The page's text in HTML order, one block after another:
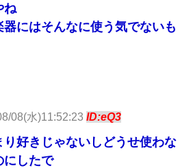
ね
にはそんなに使う気でないも
08(水)11:52:23 ID:eQ3
好きじゃないしどうせ使わな
にしたで